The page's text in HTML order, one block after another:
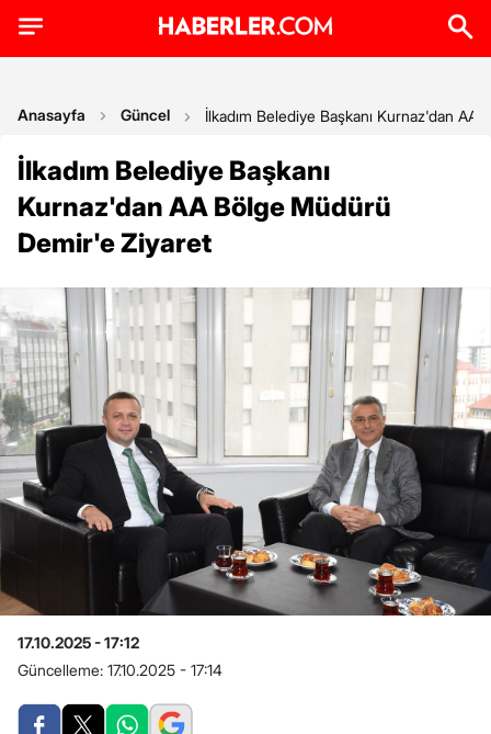
Anasayfa Güncel İlkadım Belediye Başkanı Kurnaz'dan
İlkadım Belediye Başkanı
Kurnaz'dan AA Bölge Müdürü
Demir'e Ziyaret
17.10.2025 - 17:12
Güncelleme: 17.10.2025 - 17:14